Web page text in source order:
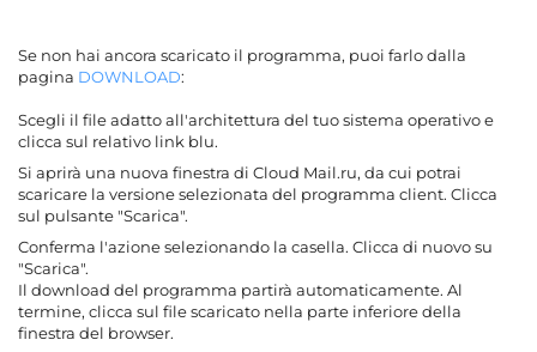
Se non hai ancora scaricato il programma, puoi farlo dalla
pagina DOWNLOAD:
Scegli il file adatto all'architettura del tuo sistema operativo e
clicca sul relativo link blu.
Si aprirà una nuova finestra di Cloud Mail.ru, da cui potrai
scaricare la versione selezionata del programma client. Clicca
sul pulsante "Scarica".
Conferma l'azione selezionando la casella. Clicca di nuovo su
"Scarica".
Il download del programma partirà automaticamente. Al
termine, clicca sul file scaricato nella parte inferiore della
finestra del browser.